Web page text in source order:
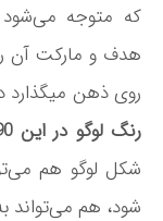
که متوجه می­‌شود
هدف و مارکت آن
روی ذهن می­گذارد در 90 ثانیه یا کمتر صورت می­‌گیرد
رنگ لوگو در این 90 ثانیه نقش مهمی ایفاء می­‌کند
شکل لوگو هم
شود، هم می‌­تواند